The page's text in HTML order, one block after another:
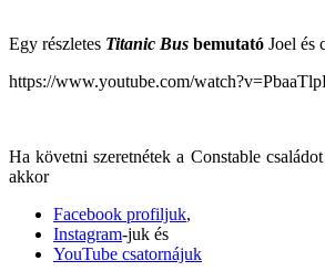
Egy részletes Titanic Bus bemutató Joel és
https://www.youtube.com/
Ha követni szeretnétek a Constable
akkor
Facebook profiljuk,
Instagram-juk és
YouTube csatornájuk